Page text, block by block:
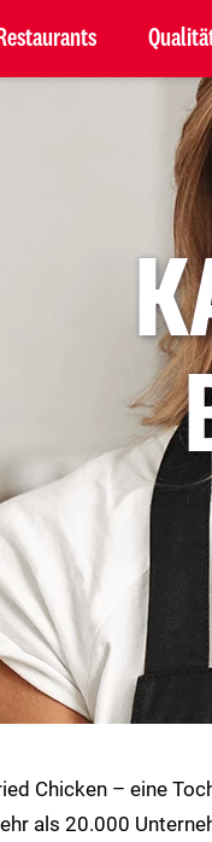
Restaurants
Chicken – eine
als 20.000